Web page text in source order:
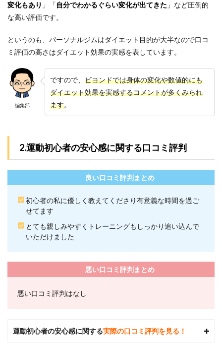
ヨン
ドは
れる
まで
くら
いか
かり
ます
か？
ドは
週2回
ニン
十分
でし
か？
ウン
か？
変化もあり 」「自分でわかるぐらい変化が出てきた 」など圧倒的
な高い評価です。
というのも、パーソナルジムはダイエット目的が大半なので口コ
ミ評価の高さはダイエット効果の実感を表しています。
編集部
ですので、 ビヨンドでは身体の変化や数値的にも
ダイエット効果を実感するコメントが多くみられ
ます。
2.運動初心者の安心感に関する口コミ評判
良い口コミ評判まとめ
初心者の私に優しく教えてくださり有意義な時間を過ご
せてます
とても親しみやすくトレーニングもしっかり追い込んで
いただけました
悪い口コミ評判まとめ
悪い口コミ評判はなし
運動初心者の安心感に関する実際の口コミ評判を見る！